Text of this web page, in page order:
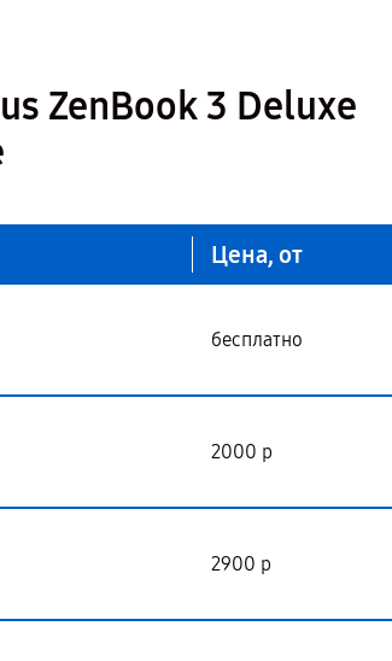
ZenBook 3 Deluxe
Цена, от
бесплатно
2000 р
2900 р